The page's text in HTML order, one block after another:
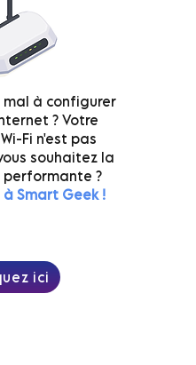
mal à configurer
? Votre
Fi n'est pas
souhaitez la
performante ?
Smart Geek !
ici